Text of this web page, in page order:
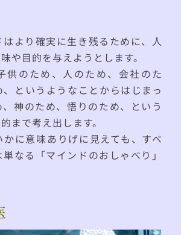
より確実に生き残るために、人
や目的を与えようとします。
供のため、人のため、会社のた
というようなことからはじまっ
神のため、悟りのため、という
まで考え出します。
かに意味ありげに見えても、すべ
なる「マインドのおしゃべり」